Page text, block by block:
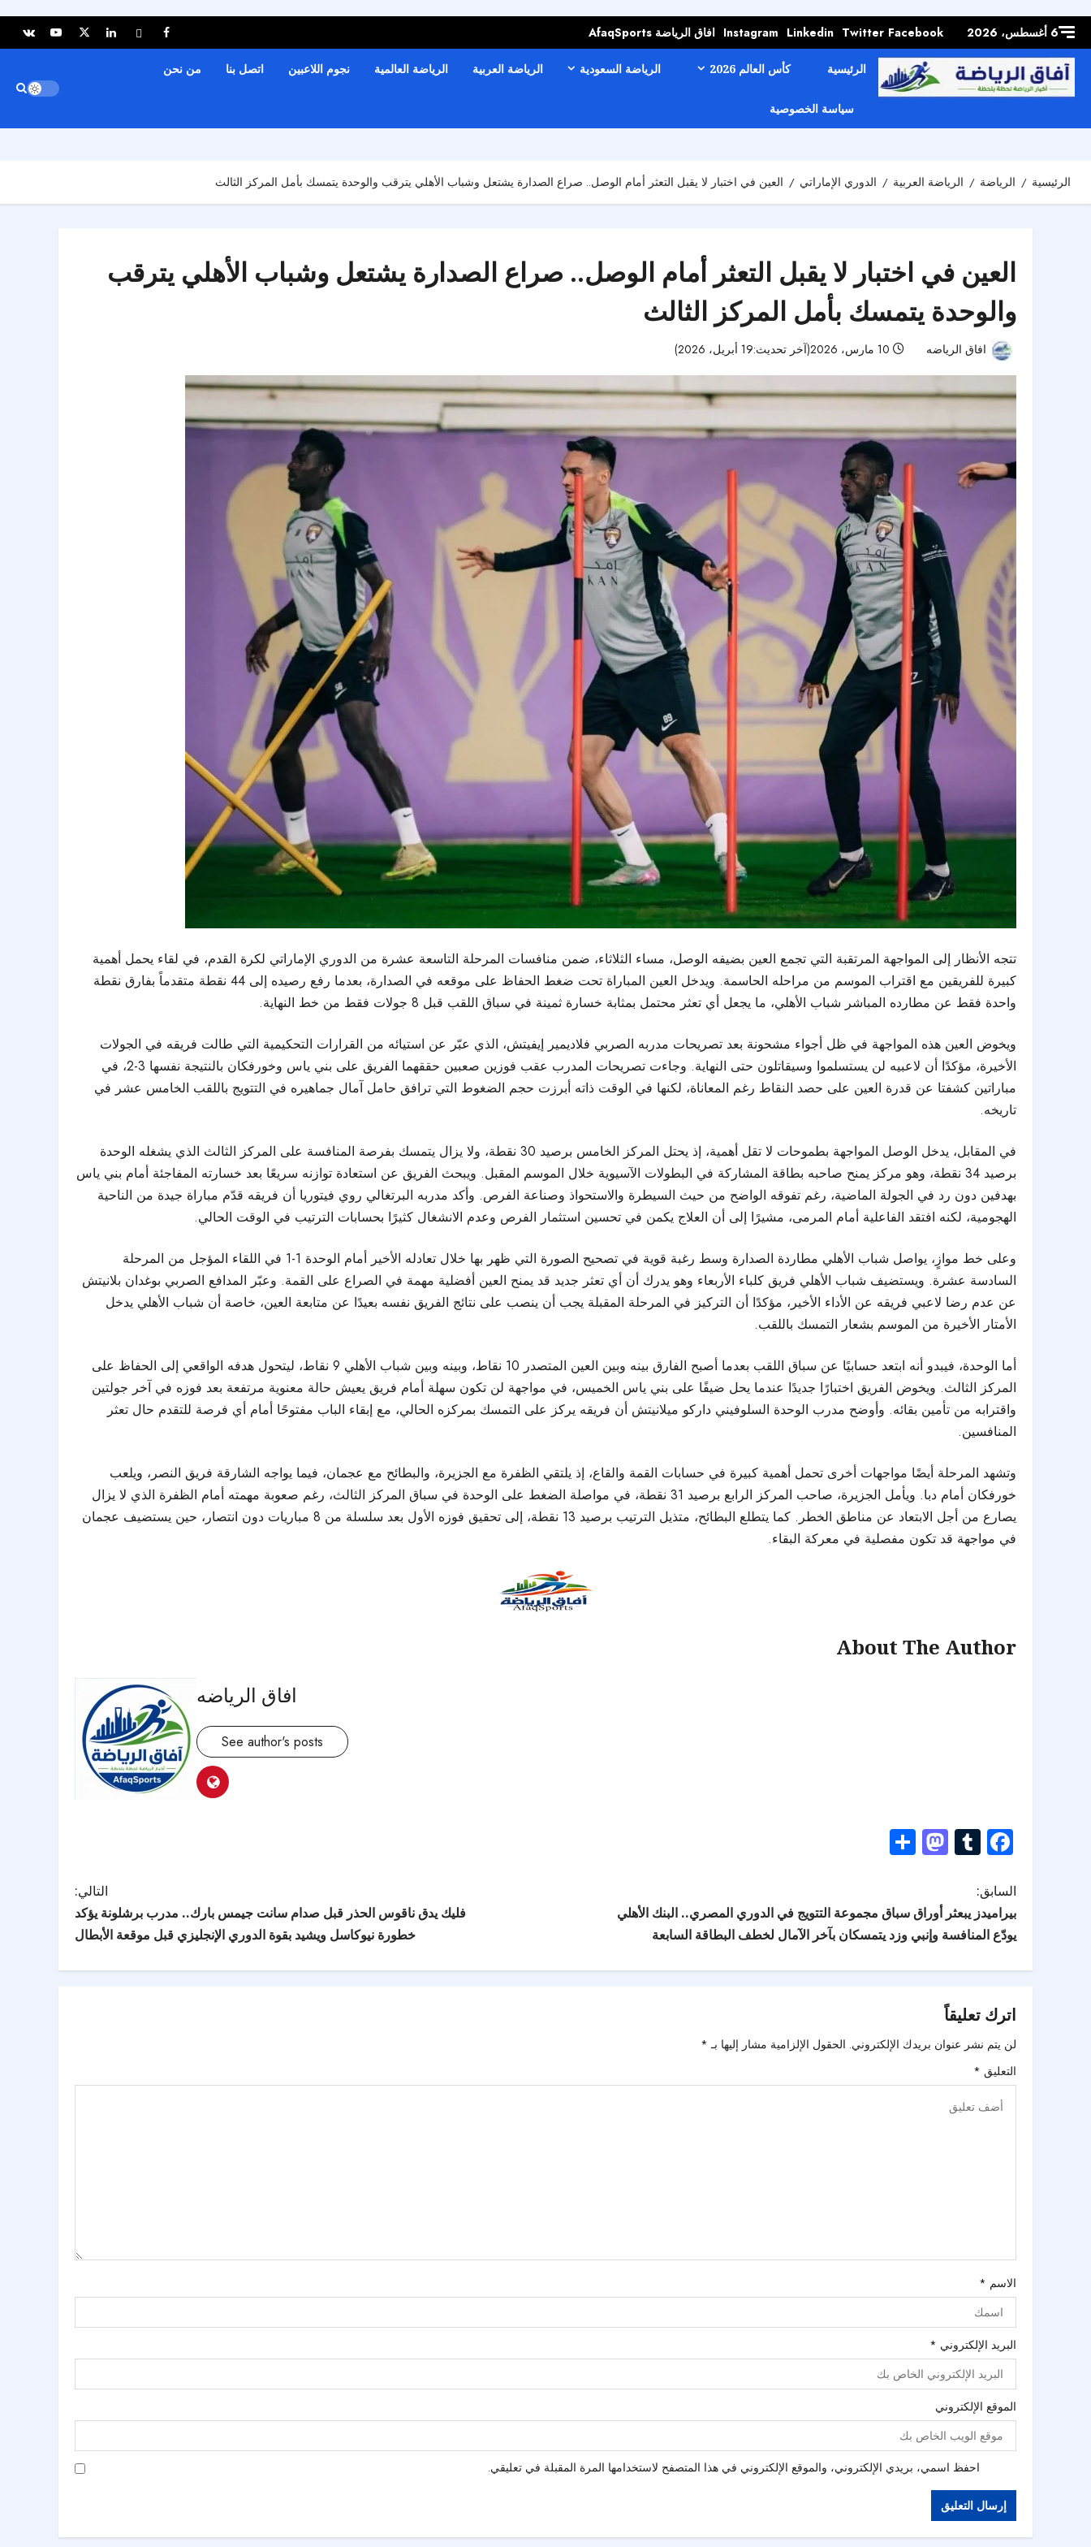
content6 أغسطس، 2026 Facebook
Twitter
Linkedin
Instagram افاق الرياضة AfaqSports
الرئيسية كأس العالم 2026 الرياضة السعودية الرياضة العربية الرياضة العالمية نجوم اللاعبين اتصل بنا من نحن
سياسة الخصوصية
الرئيسية الرياضة الرياضة العربية الدوري الإماراتي العين في اختبار لا يقبل التعثر أمام الوصل.. صراع الصدارة يشتعل وشباب الأهلي يترقب والوحدة يتمسك بأمل المركز الثالث
العين في اختبار لا يقبل التعثر أمام الوصل.. صراع الصدارة يشتعل وشباب الأهلي يترقب
والوحدة يتمسك بأمل المركز الثالث
افاق الرياضه
تتجه الأنظار إلى المواجهة المرتقبة التي تجمع العين بضيفه الوصل، مساء الثلاثاء، ضمن منافسات المرحلة التاسعة عشرة من الدوري الإماراتي لكرة القدم، في لقاء يحمل أهمية
كبيرة للفريقين مع اقتراب الموسم من مراحله الحاسمة. ويدخل العين المباراة تحت ضغط الحفاظ على موقعه في الصدارة، بعدما رفع رصيده إلى 44 نقطة متقدماً بفارق نقطة
واحدة فقط عن مطارده المباشر شباب الأهلي، ما يجعل أي تعثر محتمل بمثابة خسارة ثمينة في سباق اللقب قبل 8 جولات فقط من خط النهاية.
ويخوض العين هذه المواجهة في ظل أجواء مشحونة بعد تصريحات مدربه الصربي فلاديمير إيفيتش، الذي عبّر عن استيائه من القرارات التحكيمية التي طالت فريقه في الجولات
الأخيرة، مؤكدًا أن لاعبيه لن يستسلموا وسيقاتلون حتى النهاية. وجاءت تصريحات المدرب عقب فوزين صعبين حققهما الفريق على بني ياس وخورفكان بالنتيجة نفسها 3-2، في
مباراتين كشفتا عن قدرة العين على حصد النقاط رغم المعاناة، لكنها في الوقت ذاته أبرزت حجم الضغوط التي ترافق حامل آمال جماهيره في التتويج باللقب الخامس عشر في
تاريخه.
في المقابل، يدخل الوصل المواجهة بطموحات لا تقل أهمية، إذ يحتل المركز الخامس برصيد 30 نقطة، ولا يزال يتمسك بفرصة المنافسة على المركز الثالث الذي يشغله الوحدة
برصيد 34 نقطة، وهو مركز يمنح صاحبه بطاقة المشاركة في البطولات الآسيوية خلال الموسم المقبل. ويبحث الفريق عن استعادة توازنه سريعًا بعد خسارته المفاجئة أمام بني ياس
بهدفين دون رد في الجولة الماضية، رغم تفوقه الواضح من حيث السيطرة والاستحواذ وصناعة الفرص. وأكد مدربه البرتغالي روي فيتوريا أن فريقه قدّم مباراة جيدة من الناحية
الهجومية، لكنه افتقد الفاعلية أمام المرمى، مشيرًا إلى أن العلاج يكمن في تحسين استثمار الفرص وعدم الانشغال كثيرًا بحسابات الترتيب في الوقت الحالي.
وعلى خط موازٍ، يواصل شباب الأهلي مطاردة الصدارة وسط رغبة قوية في تصحيح الصورة التي ظهر بها خلال تعادله الأخير أمام الوحدة 1-1 في اللقاء المؤجل من المرحلة
السادسة عشرة. ويستضيف شباب الأهلي فريق كلباء الأربعاء وهو يدرك أن أي تعثر جديد قد يمنح العين أفضلية مهمة في الصراع على القمة. وعبّر المدافع الصربي بوغدان بلانيتش
عن عدم رضا لاعبي فريقه عن الأداء الأخير، مؤكدًا أن التركيز في المرحلة المقبلة يجب أن ينصب على نتائج الفريق نفسه بعيدًا عن متابعة العين، خاصة أن شباب الأهلي يدخل
الأمتار الأخيرة من الموسم بشعار التمسك باللقب.
أما الوحدة، فيبدو أنه ابتعد حسابيًا عن سباق اللقب بعدما أصبح الفارق بينه وبين العين المتصدر 10 نقاط، وبينه وبين شباب الأهلي 9 نقاط، ليتحول هدفه الواقعي إلى الحفاظ على
المركز الثالث. ويخوض الفريق اختبارًا جديدًا عندما يحل ضيفًا على بني ياس الخميس، في مواجهة لن تكون سهلة أمام فريق يعيش حالة معنوية مرتفعة بعد فوزه في آخر جولتين
واقترابه من تأمين بقائه. وأوضح مدرب الوحدة السلوفيني داركو ميلانيتش أن فريقه يركز على التمسك بمركزه الحالي، مع إبقاء الباب مفتوحًا أمام أي فرصة للتقدم حال تعثر
المنافسين.
وتشهد المرحلة أيضًا مواجهات أخرى تحمل أهمية كبيرة في حسابات القمة والقاع، إذ يلتقي الظفرة مع الجزيرة، والبطائح مع عجمان، فيما يواجه الشارقة فريق النصر، ويلعب
خورفكان أمام دبا. ويأمل الجزيرة، صاحب المركز الرابع برصيد 31 نقطة، في مواصلة الضغط على الوحدة في سباق المركز الثالث، رغم صعوبة مهمته أمام الظفرة الذي لا يزال
يصارع من أجل الابتعاد عن مناطق الخطر. كما يتطلع البطائح، متذيل الترتيب برصيد 13 نقطة، إلى تحقيق فوزه الأول بعد سلسلة من 8 مباريات دون انتصار، حين يستضيف عجمان
في مواجهة قد تكون مفصلية في معركة البقاء.
About The Author
افاق الرياضه
See author's posts
Facebook
Tumblr
Mastodon
السابق:
بيراميدز يبعثر أوراق سباق مجموعة التتويج في الدوري المصري.. البنك الأهلي
يودّع المنافسة وإنبي وزد يتمسكان بآخر الآمال لخطف البطاقة السابعة
التالي:
فليك يدق ناقوس الحذر قبل صدام سانت جيمس بارك.. مدرب برشلونة يؤكد
خطورة نيوكاسل ويشيد بقوة الدوري الإنجليزي قبل موقعة الأبطال
اترك تعليقاً
لن يتم نشر عنوان بريدك الإلكتروني. الحقول الإلزامية مشار إليها بـ *
التعليق *
الاسم *
البريد الإلكتروني *
الموقع الإلكتروني
احفظ اسمي، بريدي الإلكتروني، والموقع الإلكتروني في هذا المتصفح لاستخدامها المرة المقبلة في تعليقي.